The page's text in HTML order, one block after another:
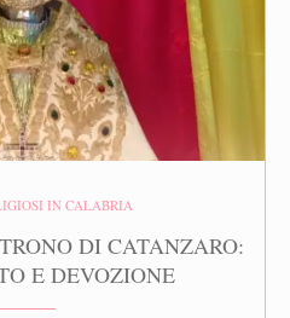
IN CALABRIA
DI CATANZARO:
E DEVOZIONE